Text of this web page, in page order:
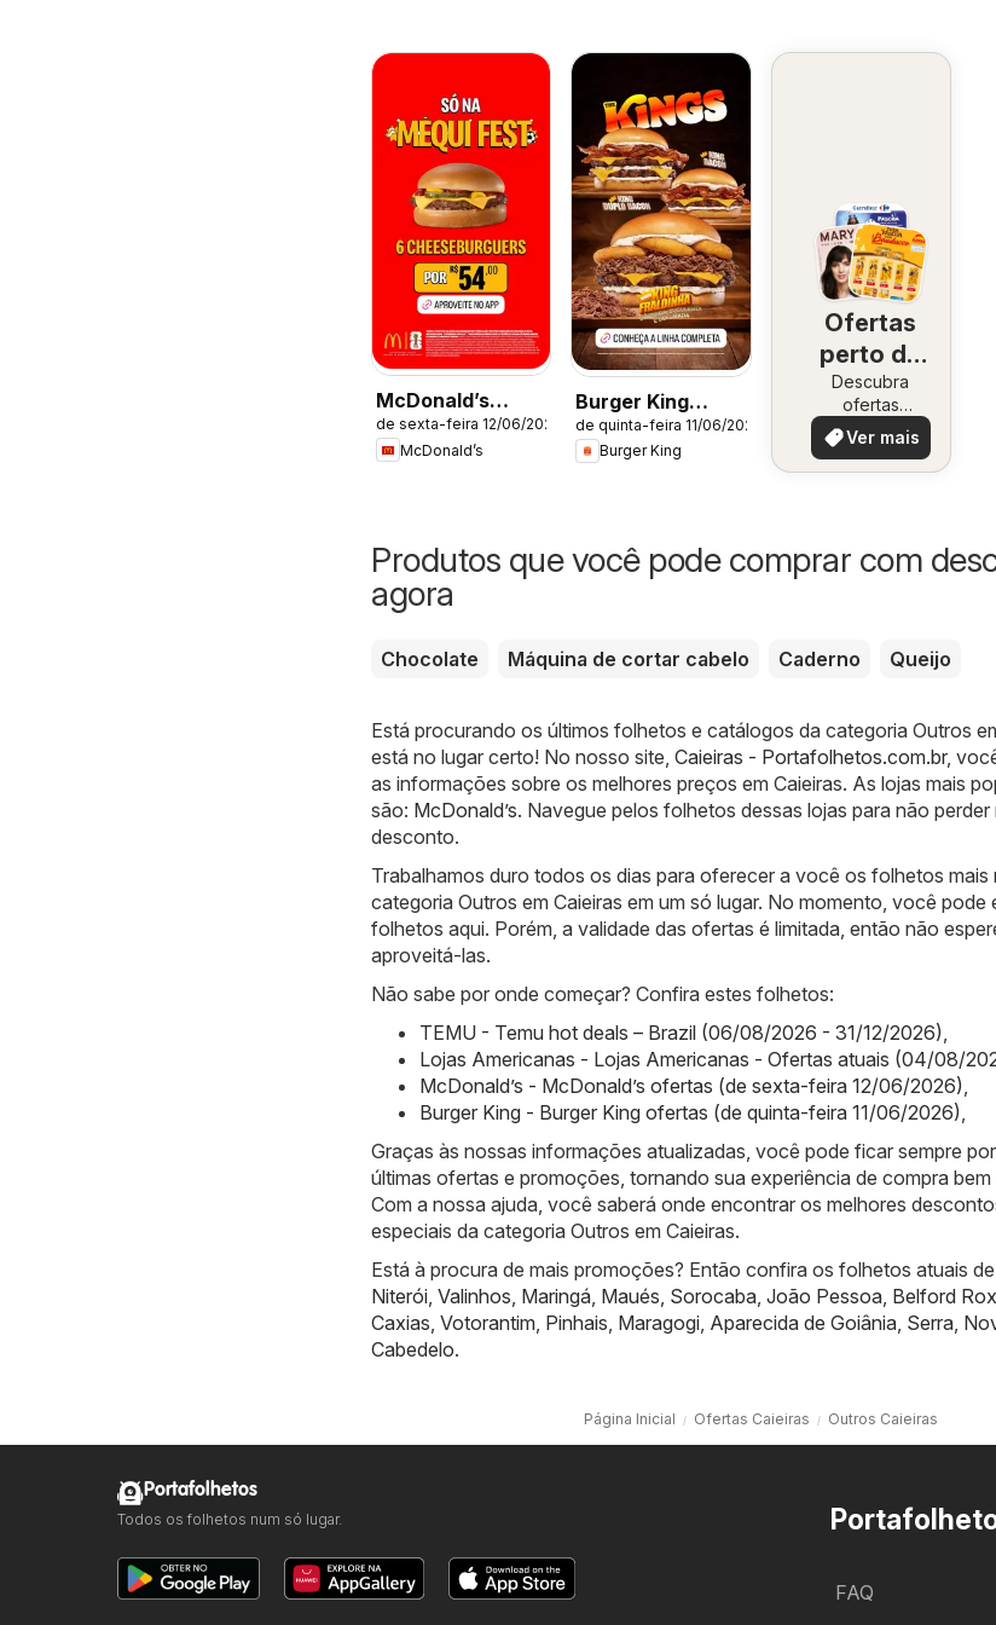
McDonald’s
ofertas
de sexta-feira 12/06/2026
McDonald’s
Burger King
ofertas
de quinta-feira 11/06/2026
Burger King
Ofertas
perto de
você
Descubra
ofertas
especiais
Ver mais
Produtos que você pode comprar com
agora
Chocolate Máquina de cortar cabelo Caderno Queijo
Está procurando os últimos folhetos e catálogos da categoria Outros
está no lugar certo! No nosso site, Caieiras - Portafolhetos.com.br,
as informações sobre os melhores preços em Caieiras. As lojas mais
são: McDonald’s. Navegue pelos folhetos dessas lojas para não perder
desconto.
Trabalhamos duro todos os dias para oferecer a você os folhetos mais
categoria Outros em Caieiras em um só lugar. No momento, você pode
folhetos aqui. Porém, a validade das ofertas é limitada, então não
aproveitá-las.
Não sabe por onde começar? Confira estes folhetos:
TEMU - Temu hot deals – Brazil (06/08/2026 - 31/12/2026)
Lojas Americanas - Lojas Americanas - Ofertas atuais (04/08/
McDonald’s - McDonald’s ofertas (de sexta-feira 12/06/2026)
Burger King - Burger King ofertas (de quinta-feira 11/06/2026)
Graças às nossas informações atualizadas, você pode ficar sempre
últimas ofertas e promoções, tornando sua experiência de compra bem
Com a nossa ajuda, você saberá onde encontrar os melhores
especiais da categoria Outros em Caieiras.
Está à procura de mais promoções? Então confira os folhetos atuais
Niterói Valinhos Maringá Maués Sorocaba João Pessoa Belford
Caxias Votorantim Pinhais Maragogi Aparecida de Goiânia Serra
Cabedelo.
Página Inicial Ofertas Caieiras Outros Caieiras
FAQ
Portafolhetos
Todos os folhetos num só lugar.